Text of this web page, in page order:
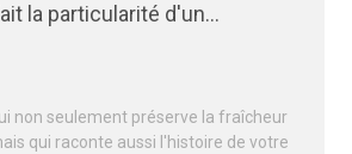
la particularité d'un
?
non seulement préserve la fraîcheur
qui raconte aussi l'histoire de votre